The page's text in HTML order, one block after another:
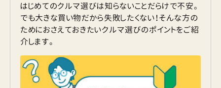
はじめてのクルマ選びは知らないことだらけで不安。
でも大きな買い物だから失敗したくない！そんな方の
ためにおさえておきたいクルマ選びのポイントをご紹
介します。